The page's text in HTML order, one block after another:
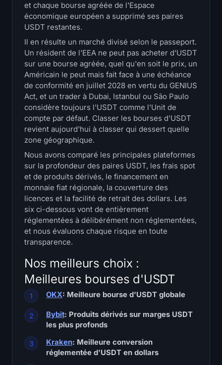
Trésoreries Bitcoin
Trésoreries Ethereum
Trésoreries Solana
Trésoreries Hyperliquid
Liquidations
Toutes les Liquidations
Carte thermique du BTC
Carte thermique de l'ETH
Carte thermique SOL
Carte thermique de HYPE
Données de marché
Dominance du Bitcoin
Altcoin Season Index
Indice de Peur et de Cupidité
et chaque bourse agréée de l'Espace
économique européen a supprimé ses paires
USDT restantes.
Il en résulte un marché divisé selon le passeport.
Un résident de l'EEA ne peut pas acheter d'USDT
sur une bourse agréée, quel qu'en soit le prix, un
Américain le peut mais fait face à une échéance
de conformité en juillet 2028 en vertu du GENIUS
Act, et un trader à Dubai, Istanbul ou São Paulo
considère toujours l'USDT comme l'Unit de
compte par défaut. Classer les bourses d'USDT
revient aujourd'hui à classer qui dessert quelle
zone géographique.
Nous avons comparé les principales plateformes
sur la profondeur des paires USDT, les frais spot
et de produits dérivés, le financement en
monnaie fiat régionale, la couverture des
licences et la facilité de retrait des dollars. Les
six ci-dessous vont de entièrement
réglementées à délibérément non réglementées,
et nous évaluons chaque risque en toute
transparence.
Nos meilleurs choix :
Meilleures bourses d'USDT
OKX: Meilleure bourse d'USDT globale
Bybit: Produits dérivés sur marges USDT
les plus profonds
Kraken: Meilleure conversion
réglementée d'USDT en dollars